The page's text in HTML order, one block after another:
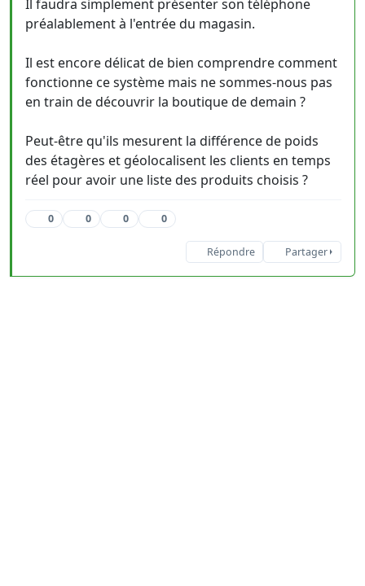
Il faudra simplement présenter son téléphone
préalablement à l'entrée du magasin.
Il est encore délicat de bien comprendre comment
fonctionne ce système mais ne sommes-nous pas
en train de découvrir la boutique de demain ?
Peut-être qu'ils mesurent la différence de poids
des étagères et géolocalisent les clients en temps
réel pour avoir une liste des produits choisis ?
0 0 0 0
Répondre Partager